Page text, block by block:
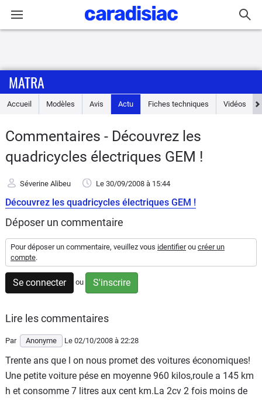
Accueil
Essais
d'achat
Electriques
Utilitaires
Flottes
Auto
Services
Forum
Moto
MATRA
Accueil Modèles Avis Actu Fiches techniques Vidéos
Commentaires - Découvrez les
quadricycles électriques GEM !
Séverine Alibeu Le 30/09/2008 à 15:44
Découvrez les quadricycles électriques GEM !
Déposer un commentaire
Pour déposer un commentaire, veuillez vous identifierou créer un
compte.
Se connecter ou S'inscrire
Lire les commentaires
Par Anonyme Le 02/10/2008 à 22:28
Trente ans que l on nous promet des voitures économiques!
Une petite voiture pése en moyenne 960 kilos,roule a 145 km
h et consomme 7 litres aux cent km.La 2cv 2 fois moins de